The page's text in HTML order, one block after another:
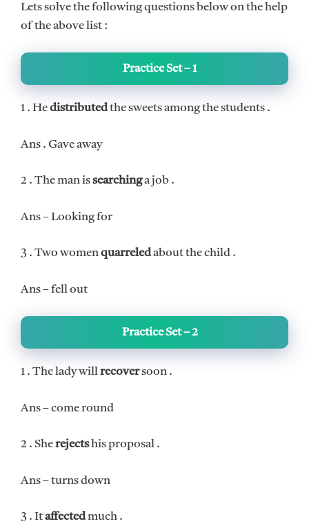
Lets solve the following questions below on the help
of the above list :
Practice Set – 1
1 . Hedistributedthe sweets among the students .
Ans . Gave away
2 . The man issearchinga job .
Ans – Looking for
3 . Two womenquarreledabout the child .
Ans – fell out
Practice Set – 2
1 . The lady willrecoversoon .
Ans – come round
2 . Sherejectshis proposal .
Ans – turns down
3 . Itaffectedmuch .